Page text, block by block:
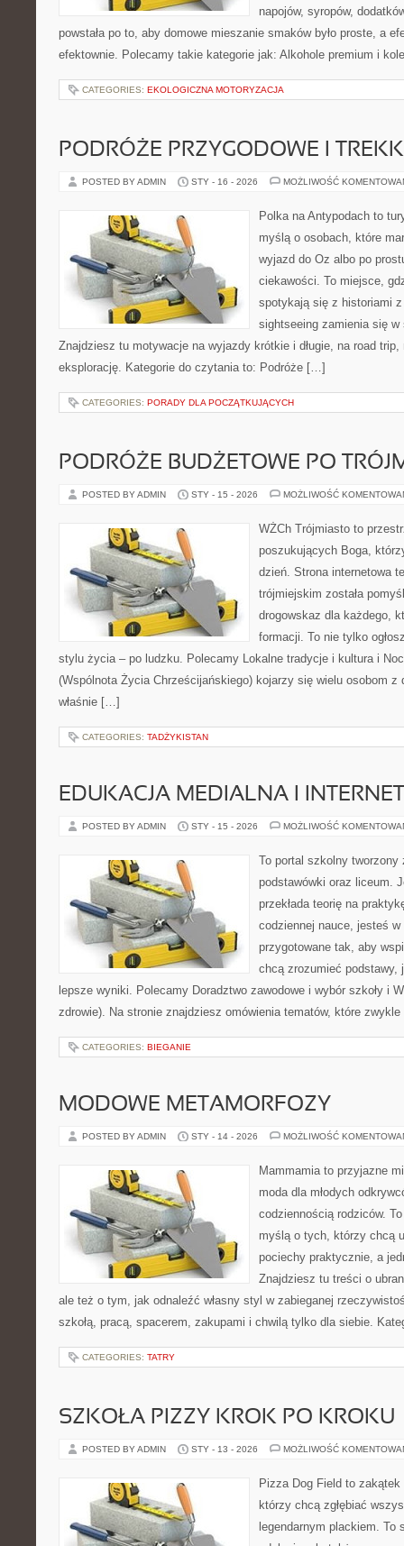
napojów, syropów,
powstała po to, aby domowe mieszanie smaków było proste, a
efektownie. Polecamy takie kategorie jak: Alkohole premium i
CATEGORIES: EKOLOGICZNA MOTORYZACJA
PODRÓŻE PRZYGODOWE I
POSTED BY ADMIN STY - 16 - 2026 MOŻLIWOŚĆ
Polka na Antypodach to
myślą o osobach, które
wyjazd do Oz albo po
ciekawości. To miejsce,
spotykają się z historiami
sightseeing zamienia się w
Znajdziesz tu motywacje na wyjazdy krótkie i długie, na road
eksplorację. Kategorie do czytania to: Podróże […]
CATEGORIES: PORADY DLA POCZĄTKUJĄCYCH
PODRÓŻE BUDŻETOWE PO
POSTED BY ADMIN STY - 15 - 2026 MOŻLIWOŚĆ
WŻCh Trójmiasto to
poszukujących Boga,
dzień. Strona internetowa
trójmiejskim została
drogowskaz dla każdego,
formacji. To nie tylko
stylu życia – po ludzku. Polecamy Lokalne tradycje i kultura i
(Wspólnota Życia Chrześcijańskiego) kojarzy się wielu osobom z
właśnie […]
CATEGORIES: TADŻYKISTAN
EDUKACJA MEDIALNA I
POSTED BY ADMIN STY - 15 - 2026 MOŻLIWOŚĆ
To portal szkolny
podstawówki oraz liceum.
przekłada teorię na
codziennej nauce, jesteś
przygotowane tak, aby
chcą zrozumieć podstawy,
lepsze wyniki. Polecamy Doradztwo zawodowe i wybór szkoły i
zdrowie). Na stronie znajdziesz omówienia tematów, które
CATEGORIES: BIEGANIE
MODOWE METAMORFOZY
POSTED BY ADMIN STY - 14 - 2026 MOŻLIWOŚĆ
Mammamia to przyjazne
moda dla młodych
codziennością rodziców.
myślą o tych, którzy chcą
pociechy praktycznie, a
Znajdziesz tu treści o
ale też o tym, jak odnaleźć własny styl w zabieganej
szkołą, pracą, spacerem, zakupami i chwilą tylko dla siebie.
CATEGORIES: TATRY
SZKOŁA PIZZY KROK PO KROKU
POSTED BY ADMIN STY - 13 - 2026 MOŻLIWOŚĆ
Pizza Dog Field to
którzy chcą zgłębiać
legendarnym plackiem. To